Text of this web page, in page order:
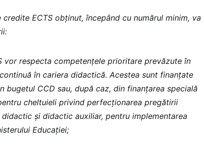
ECTS obținut, începând cu numărul minim, va
vor respecta competențele prioritare prevăzute în
în cariera didactică. Acestea sunt finanțate
bugetul CCD sau, după caz, din finanțarea specială
cheltuieli privind perfecționarea pregătirii
și didactic auxiliar, pentru implementarea
Educației;